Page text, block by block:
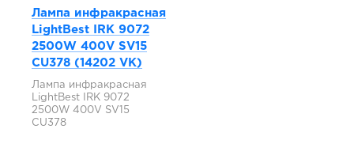
Лампа инфракрасная
LightBest IRK 9072
2500W 400V SV15
СU378 (14202 VK)
Лампа инфракрасная
LightBest IRK 9072
2500W 400V SV15
СU378